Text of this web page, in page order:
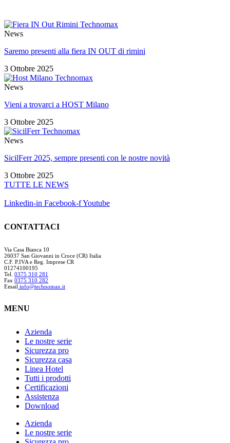
News
Saremo presenti alla fiera IN OUT di rimini
3 Ottobre 2025
News
Vieni a trovarci a HOST Milano
3 Ottobre 2025
News
SicilFerr 2025, sempre presenti con le nostre novità
3 Ottobre 2025
TUTTE LE NEWS
Linkedin-in Facebook-fYoutube
CONTATTACI
Via Casa Bianca 10
26037 San Giovanni in Croce (CR) Italia
C.F. P.IVA e Reg. Imprese CR
01274100195
Tel. 0375 310 281
Fax 0375 310 282
Email info@technomax.it
MENU
Azienda
Le nostre serie
Sicurezza pro
Sicurezza casa
Linea Hotel
Tutti i prodotti
Certificazioni
Assistenza
Download
Azienda
Le nostre serie